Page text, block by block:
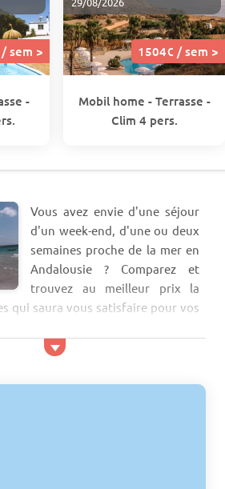
sem >
-
1504€ / sem >
Mobil home - Terrasse -
Clim 4 pers.
Vous avez envie d'une séjour
d'un week-end, d'une ou deux
semaines proche de la mer en
Andalousie ? Comparez et
trouvez au meilleur prix la
qui saura vous satisfaire pour vos
en Andalousie proche de